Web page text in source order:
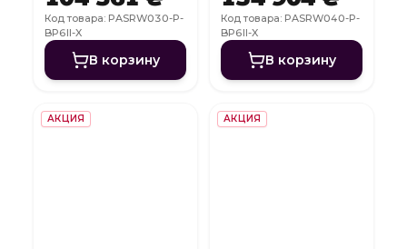
Код товара: PASRW030-P-
BP6II-X
В корзину
Код товара: PASRW040-P-
BP6II-X
В корзину
АКЦИЯ АКЦИЯ